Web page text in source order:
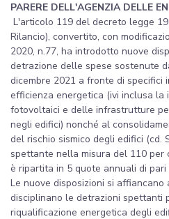
PARERE DELL'AGENZIA DELLE
L'articolo 119 del decreto legge
Rilancio), convertito, con
2020, n.77, ha introdotto nuove
detrazione delle spese sostenute
dicembre 2021 a fronte di specifici
efficienza energetica (ivi inclusa la
fotovoltaici e delle infrastrutture
negli edifici) nonché al
del rischio sismico degli edifici (cd.
spettante nella misura del 110 per
è ripartita in 5 quote annuali di pari
Le nuove disposizioni si
disciplinano le detrazioni spettanti
riqualificazione energetica degli